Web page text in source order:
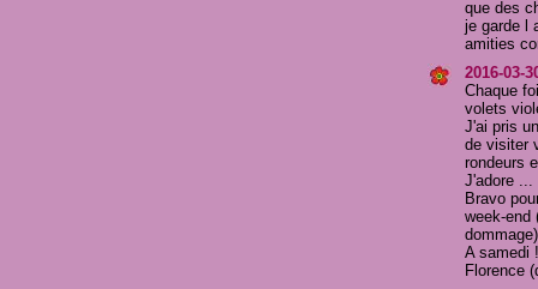
que des
je garde l
amities
2016-03-
Chaque
volets
J'ai pris
de visiter
rondeurs
J'adore ...
Bravo
week-end
dommage)
A samedi !
Florence